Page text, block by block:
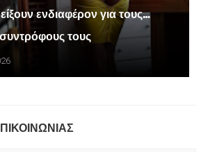
ενδιαφέρον για τους…
τους